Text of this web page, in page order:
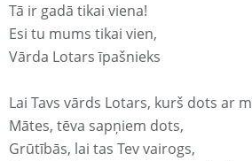
Tā ir gadā tikai viena!
Esi tu mums tikai vien,
Vārda Lotars īpašnieks
Lai Tavs vārds Lotars, kurš dots ar
Mātes, tēva sapņiem dots,
Grūtībās, lai tas Tev vairogs,